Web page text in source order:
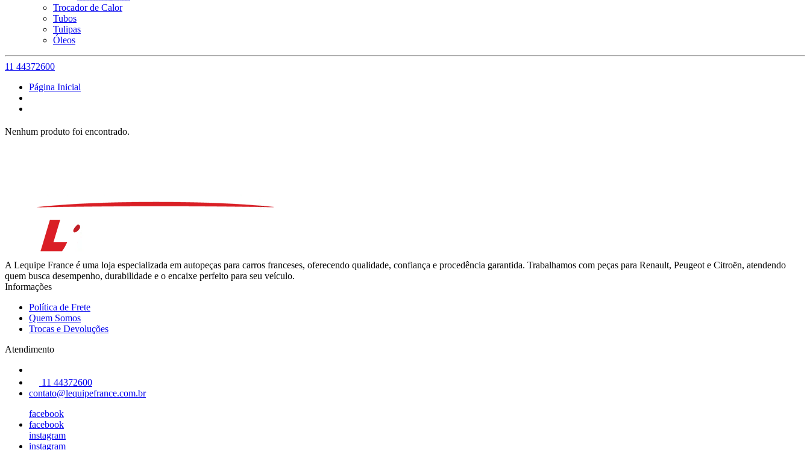
Trocador de Calor
Tubos
Tulipas
Óleos
11 44372600
Página Inicial
Nenhum produto foi encontrado.
A Lequipe France é uma loja especializada em autopeças para carros franceses, oferecendo qualidade, confiança e procedência garantida. Trabalhamos com peças para Renault, Peugeot e Citroën, atendendo
quem busca desempenho, durabilidade e o encaixe perfeito para seu veículo.
Informações
Política de Frete
Quem Somos
Trocas e Devoluções
Atendimento
11 44372600
contato@lequipefrance.com.br
facebook
facebook
instagram
instagram